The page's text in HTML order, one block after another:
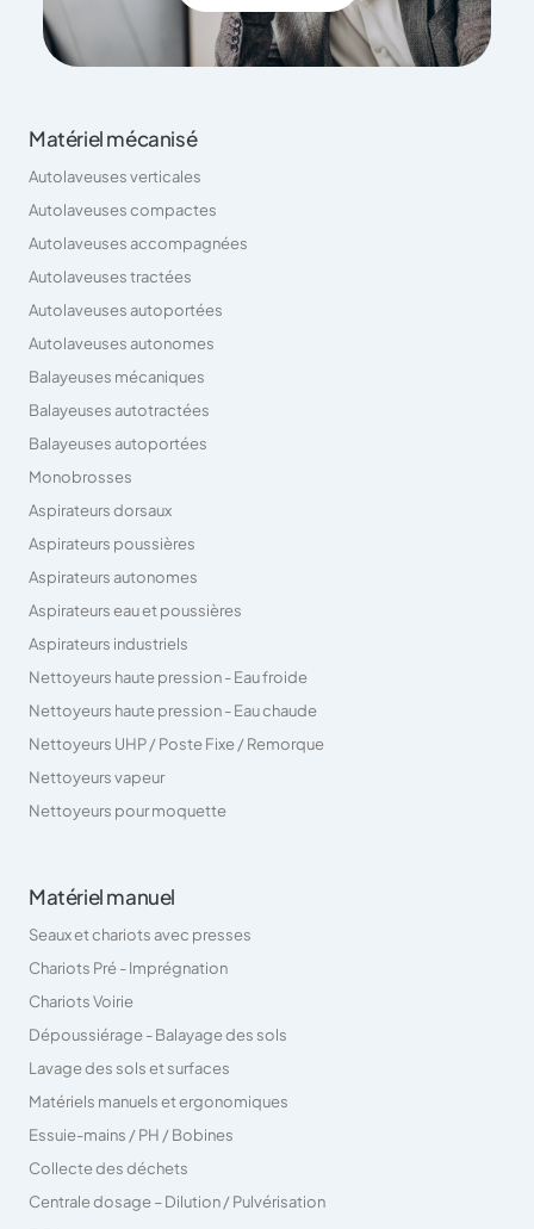
Matériel mécanisé
Autolaveuses verticales
Autolaveuses compactes
Autolaveuses accompagnées
Autolaveuses tractées
Autolaveuses autoportées
Autolaveuses autonomes
Balayeuses mécaniques
Balayeuses autotractées
Balayeuses autoportées
Monobrosses
Aspirateurs dorsaux
Aspirateurs poussières
Aspirateurs autonomes
Aspirateurs eau et poussières
Aspirateurs industriels
Nettoyeurs haute pression - Eau froide
Nettoyeurs haute pression - Eau chaude
Nettoyeurs UHP / Poste Fixe / Remorque
Nettoyeurs vapeur
Nettoyeurs pour moquette
Matériel manuel
Seaux et chariots avec presses
Chariots Pré - Imprégnation
Chariots Voirie
Dépoussiérage - Balayage des sols
Lavage des sols et surfaces
Matériels manuels et ergonomiques
Essuie-mains / PH / Bobines
Collecte des déchets
Centrale dosage – Dilution / Pulvérisation